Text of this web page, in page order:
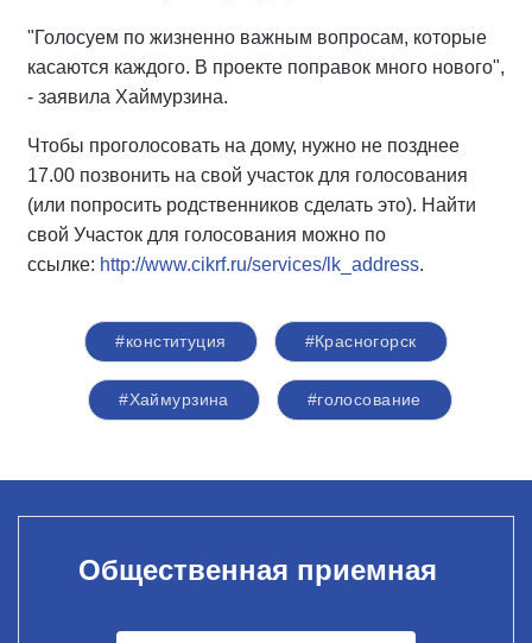
"Голосуем по жизненно важным вопросам, которые
касаются каждого. В проекте поправок много нового",
- заявила Хаймурзина.
Чтобы проголосовать на дому, нужно не позднее
17.00 позвонить на свой участок для голосования
(или попросить родственников сделать это). Найти
свой Участок для голосования можно по
ссылке: http://www.cikrf.ru/services/lk_address.
#конституция #Красногорск
#Хаймурзина #голосование
Общественная приемная